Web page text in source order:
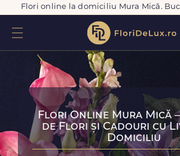
Flori online la domiciliu Mura Mică.
Flori Online Mura Mică
de Flori și Cadouri cu
Domiciliu